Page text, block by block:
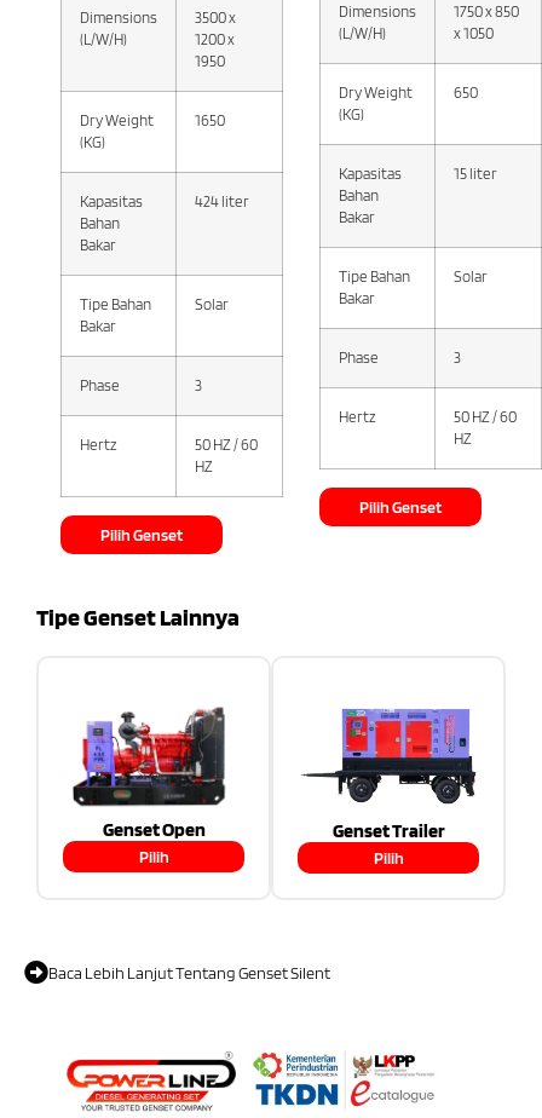
Dimensions
(L/W/H)
3500 x
1200 x
1950
Dry Weight
(KG)
1650
Kapasitas
Bahan
Bakar
424 liter
Tipe Bahan
Bakar
Solar
Phase 3
Hertz
50 HZ / 60
HZ
Pilih Genset
Dimensions
(L/W/H)
1750 x 850
x 1050
Dry Weight
(KG)
650
Kapasitas
Bahan
Bakar
15 liter
Tipe Bahan
Bakar
Solar
Phase 3
Hertz
50 HZ / 60
HZ
Pilih Genset
Tipe Genset Lainnya
Genset Open
Pilih
Genset Trailer
Pilih
Baca Lebih Lanjut Tentang Genset Silent